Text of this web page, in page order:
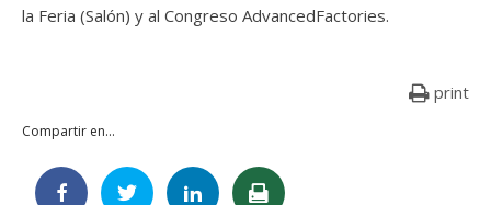
la Feria (Salón) y al Congreso AdvancedFactories.
print
Compartir en...